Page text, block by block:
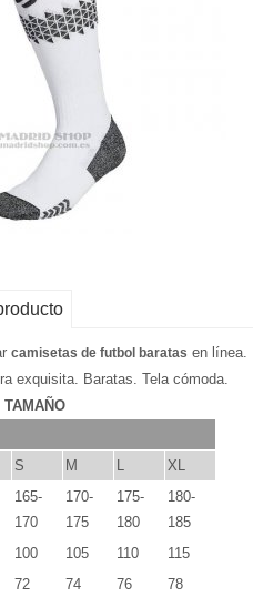
camisetas de futbol baratas en línea.
exquisita. Baratas. Tela cómoda.
TAMAÑO
S M L XL
165-
170
170-
175
175-
180
180-
185
100 105 110
115
72 74 76
78